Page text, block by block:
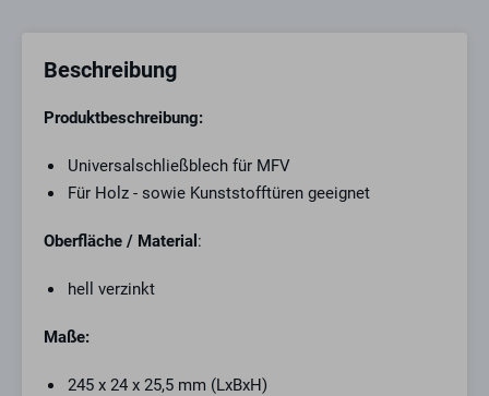
Beschreibung
Produktbeschreibung:
Universalschließblech für MFV
Für Holz - sowie Kunststofftüren geeignet
Oberfläche / Material :
hell verzinkt
Maße:
245 x 24 x 25,5 mm (LxBxH)